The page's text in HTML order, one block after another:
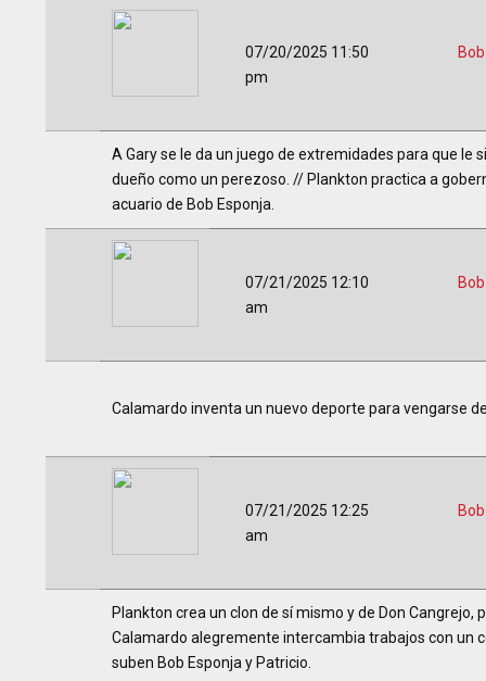
07/20/2025 11:50
pm
A Gary se le da un juego de extremidades para que le
dueño como un perezoso. // Plankton practica a
acuario de Bob Esponja.
07/21/2025 12:10
am
Calamardo inventa un nuevo deporte para vengarse
07/21/2025 12:25
am
Plankton crea un clon de sí mismo y de Don
Calamardo alegremente intercambia trabajos con un
suben Bob Esponja y Patricio.